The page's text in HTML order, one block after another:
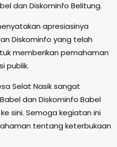
dan Diskominfo Belitung.
apresiasinya
Diskominfo yang telah
memberikan pemahaman
publik.
Selat Nasik sangat
dan Diskominfo Babel
sini. Semoga kegiatan ini
tentang keterbukaan